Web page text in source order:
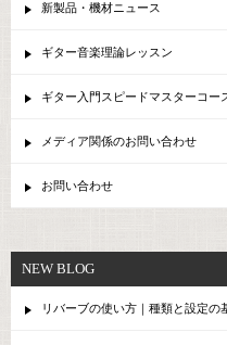
新製品・機材ニュース
ギター音楽理論レッスン
ギター入門スピードマスターコー
メディア関係のお問い合わせ
お問い合わせ
NEW BLOG
リバーブの使い方｜種類と設定の